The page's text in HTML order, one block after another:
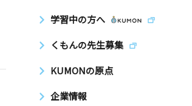
学習中の方へ
くもんの先生募集
KUMONの原点
企業情報